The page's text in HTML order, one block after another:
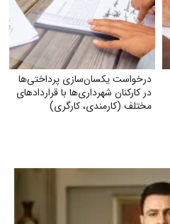
درخواست یکسان‌سازی پرداختی‌ها
در کارکنان شهرداری‌ها با قراردادهای
مختلف (کارمندی، کارگری)